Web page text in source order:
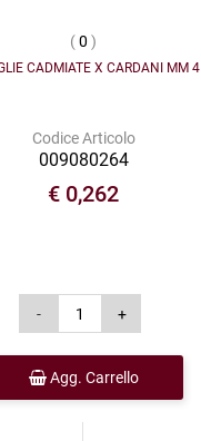
(0 )
CADMIATE X CARDANI MM 4
Codice Articolo
009080264
€ 0,262
Agg. Carrello